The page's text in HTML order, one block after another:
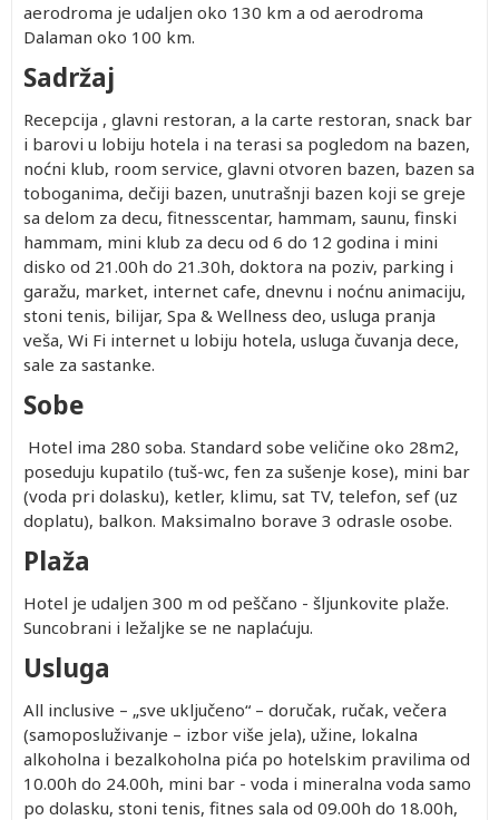
aerodroma je udaljen oko 130 km a od aerodroma
Dalaman oko 100 km.
Sadržaj
Recepcija , glavni restoran, a la carte restoran, snack bar
i barovi u lobiju hotela i na terasi sa pogledom na bazen,
noćni klub, room service, glavni otvoren bazen, bazen sa
toboganima, dečiji bazen, unutrašnji bazen koji se greje
sa delom za decu, fitnesscentar, hammam, saunu, finski
hammam, mini klub za decu od 6 do 12 godina i mini
disko od 21.00h do 21.30h, doktora na poziv, parking i
garažu, market, internet cafe, dnevnu i noćnu animaciju,
stoni tenis, bilijar, Spa & Wellness deo, usluga pranja
veša, Wi Fi internet u lobiju hotela, usluga čuvanja dece,
sale za sastanke.
Sobe
Hotel ima 280 soba. Standard sobe veličine oko 28m2,
poseduju kupatilo (tuš-wc, fen za sušenje kose), mini bar
(voda pri dolasku), ketler, klimu, sat TV, telefon, sef (uz
doplatu), balkon. Maksimalno borave 3 odrasle osobe.
Plaža
Hotel je udaljen 300 m od peščano - šljunkovite plaže.
Suncobrani i ležaljke se ne naplaćuju.
Usluga
All inclusive – „sve uključeno“ – doručak, ručak, večera
(samoposluživanje – izbor više jela), užine, lokalna
alkoholna i bezalkoholna pića po hotelskim pravilima od
10.00h do 24.00h, mini bar - voda i mineralna voda samo
po dolasku, stoni tenis, fitnes sala od 09.00h do 18.00h,